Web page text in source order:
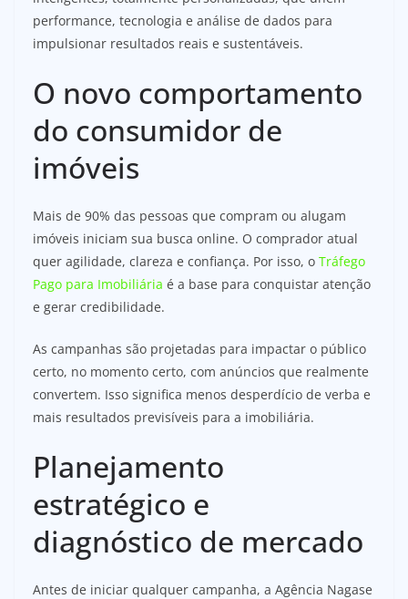
performance, tecnologia e análise de dados para
impulsionar resultados reais e sustentáveis.
O novo comportamento
do consumidor de
imóveis
Mais de 90% das pessoas que compram ou alugam
imóveis iniciam sua busca online. O comprador atual
quer agilidade, clareza e confiança. Por isso, o Tráfego
Pago para Imobiliária é a base para conquistar atenção
e gerar credibilidade.
As campanhas são projetadas para impactar o público
certo, no momento certo, com anúncios que realmente
convertem. Isso significa menos desperdício de verba e
mais resultados previsíveis para a imobiliária.
Planejamento
estratégico e
diagnóstico de mercado
Antes de iniciar qualquer campanha, a Agência Nagase